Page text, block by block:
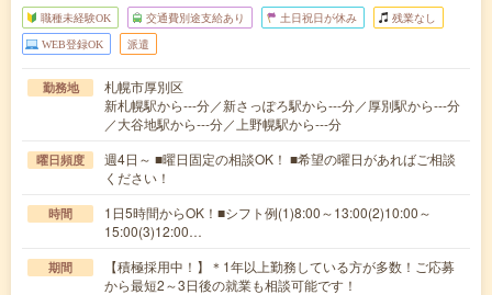
職種未経験OK 交通費別途支給あり 土日祝日が休み 残業なし
WEB登録OK 派遣
勤務地
札幌市厚別区
新札幌駅から---分／新さっぽろ駅から---分／厚別駅から---分
／大谷地駅から---分／上野幌駅から---分
曜日頻度
週4日～ ■曜日固定の相談OK！ ■希望の曜日があればご相談
ください！
時間
1日5時間からOK！■シフト例(1)8:00～13:00(2)10:00～
15:00(3)12:00…
期間
【積極採用中！】＊1年以上勤務している方が多数！ご応募
から最短2～3日後の就業も相談可能です！